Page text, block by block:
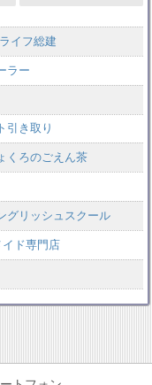
イフ総建
ラー
引き取り
くろのごえん茶
グリッシュスクール
ド専門店